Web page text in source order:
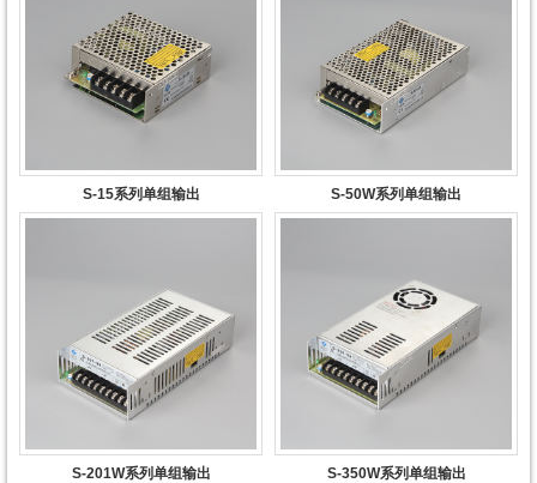
S-15系列单组输出 S-50W系列单组输出
S-201W系列单组输出 S-350W系列单组输出